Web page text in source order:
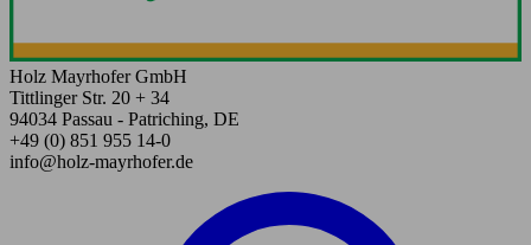
Holz Mayrhofer GmbH
Tittlinger Str. 20 + 34
94034 Passau - Patriching, DE
+49 (0) 851 955 14-0
info@holz-mayrhofer.de